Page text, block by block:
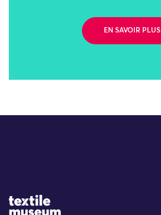
EN SAVOIR PLUS
Site Logo